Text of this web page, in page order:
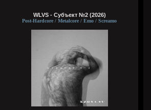
WLVS - Субъект №2 (2026)
Post-Hardcore / Metalcore / Emo / Screamo